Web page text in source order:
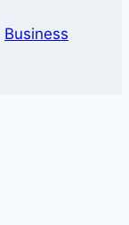
Business